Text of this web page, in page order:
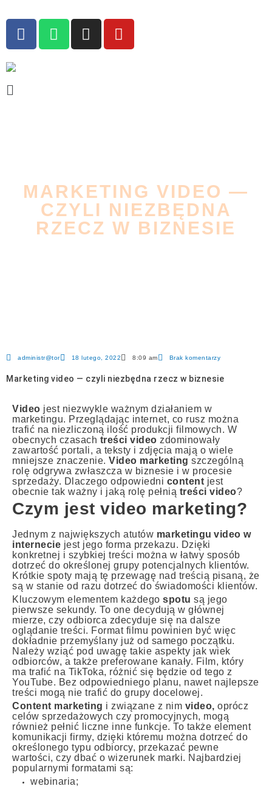
MARKETING VIDEO —
CZYLI NIEZBĘDNA
RZECZ W BIZNESIE
administr@tor 18 lutego, 2022 8:09 am Brak komentarzy
Marketing video — czyli niezbędna rzecz w biznesie
Video jest niezwykle ważnym działaniem w
marketingu. Przeglądając internet, co rusz można
trafić na niezliczoną ilość produkcji filmowych. W
obecnych czasach treści video zdominowały
zawartość portali, a teksty i zdjęcia mają o wiele
mniejsze znaczenie. Video marketing szczególną
rolę odgrywa zwłaszcza w biznesie i w procesie
sprzedaży. Dlaczego odpowiedni content jest
obecnie tak ważny i jaką rolę pełnią treści video?
Czym jest video marketing?
Jednym z największych atutów marketingu video w
internecie jest jego forma przekazu. Dzięki
konkretnej i szybkiej treści można w łatwy sposób
dotrzeć do określonej grupy potencjalnych klientów.
Krótkie spoty mają tę przewagę nad treścią pisaną, że
są w stanie od razu dotrzeć do świadomości klientów.
Kluczowym elementem każdego spotu są jego
pierwsze sekundy. To one decydują w głównej
mierze, czy odbiorca zdecyduje się na dalsze
oglądanie treści. Format filmu powinien być więc
dokładnie przemyślany już od samego początku.
Należy wziąć pod uwagę takie aspekty jak wiek
odbiorców, a także preferowane kanały. Film, który
ma trafić na TikToka, różnić się będzie od tego z
YouTube. Bez odpowiedniego planu, nawet najlepsze
treści mogą nie trafić do grupy docelowej.
Content marketing i związane z nim video, oprócz
celów sprzedażowych czy promocyjnych, mogą
również pełnić liczne inne funkcje. To także element
komunikacji firmy, dzięki któremu można dotrzeć do
określonego typu odbiorcy, przekazać pewne
wartości, czy dbać o wizerunek marki. Najbardziej
popularnymi formatami są:
webinaria;